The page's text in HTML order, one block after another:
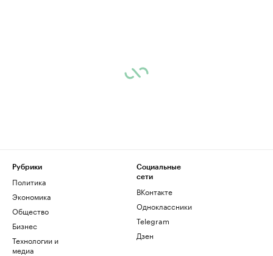
Рубрики
Политика
Экономика
Общество
Бизнес
Технологии и
медиа
Социальные
сети
ВКонтакте
Одноклассники
Telegram
Дзен